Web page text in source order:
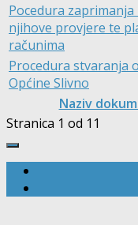
Naziv
Pocedura zaprimanja
njihove provjere te
računima
Procedura stvaranja
Općine Slivno
Stranica 1 od 1 1